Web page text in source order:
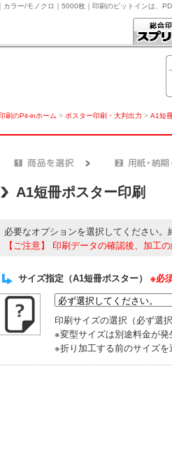
ラー/モノクロ｜5000枚｜印刷のピットインは、
刷のPit-inホーム > ポスター印刷・大判出力 > A1短
A1短冊ポスター印刷
必要なオプションを選択してください。
【ご注意】
印刷データの確認後、加工
サイズ指定（A1短冊ポスター） ※必
印刷サイズの選択（必ず選
※変型サイズは別途料金が
※折り加工する前のサイズ